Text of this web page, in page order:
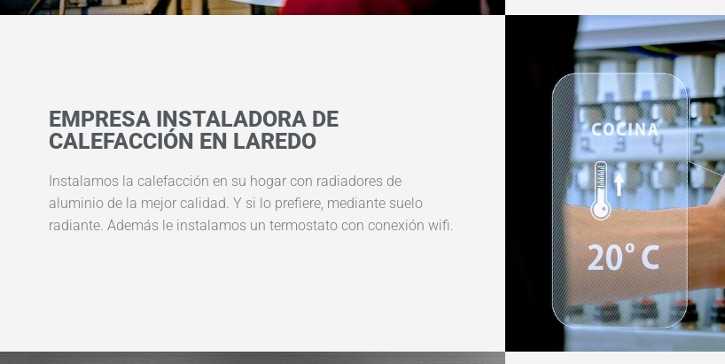
EMPRESA INSTALADORA DE
CALEFACCIÓN EN LAREDO
Instalamos la calefacción en su hogar con radiadores de
aluminio de la mejor calidad. Y si lo prefiere, mediante suelo
radiante. Además le instalamos un termostato con conexión wifi.